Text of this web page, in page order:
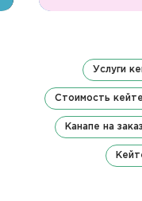
Услуги
Стоимость
Канапе на заказ